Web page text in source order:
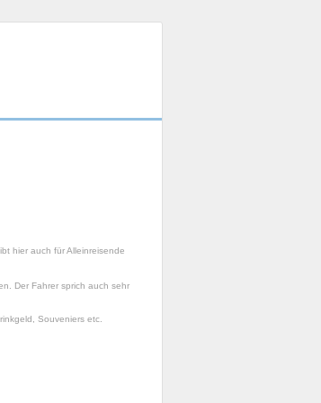
hier auch für Alleinreisende
Der Fahrer sprich auch sehr
Souveniers etc.